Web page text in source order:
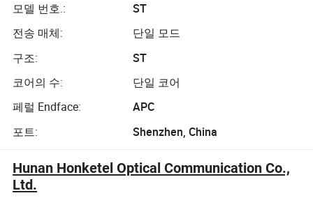
모델 번호.:
ST
전송 매체:
단일 모드
구조:
ST
코어의 수:
단일 코어
페럴 Endface:
APC
포트:
Shenzhen, China
Hunan Honketel Optical Communication Co.,
Ltd.